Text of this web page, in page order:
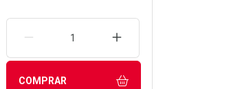
REMOVER UMA UNIDADEAUMENTAR UMA
COMPRAR